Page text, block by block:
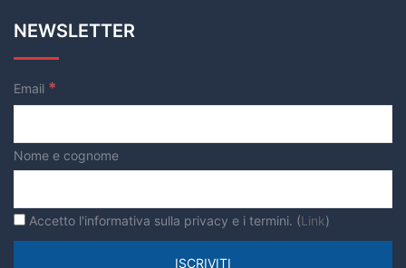
NEWSLETTER
Email *
Nome e cognome
Accetto l'informativa sulla privacy e i termini. (Link)